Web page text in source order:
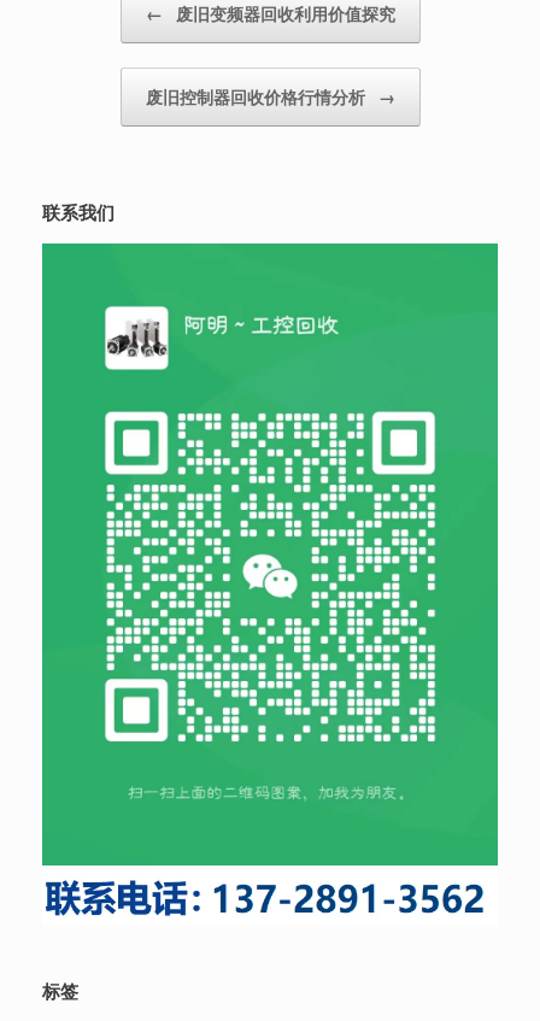
← 废旧变频器回收利用价值探究
废旧控制器回收价格行情分析 →
联系我们
标签